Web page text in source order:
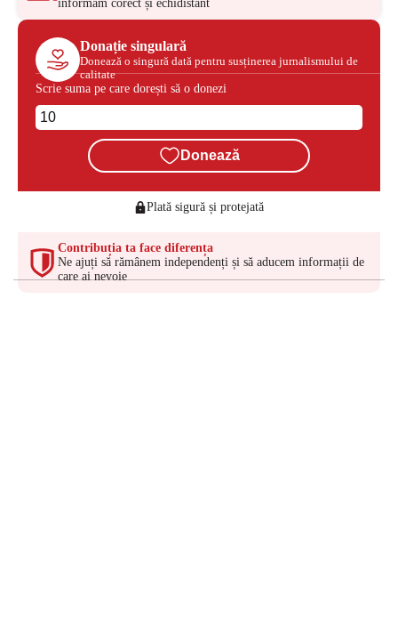
informăm corect și echidistant
Donație singulară
Donează o singură dată pentru susținerea jurnalismului de
calitate
Scrie suma pe care dorești să o donezi
Donează
Plată sigură și protejată
Contribuția ta face diferența
Ne ajuți să rămânem independenți și să aducem informații de
care ai nevoie